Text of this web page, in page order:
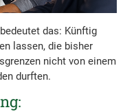
das: Künftig
lassen, die bisher
nicht von einem
durften.